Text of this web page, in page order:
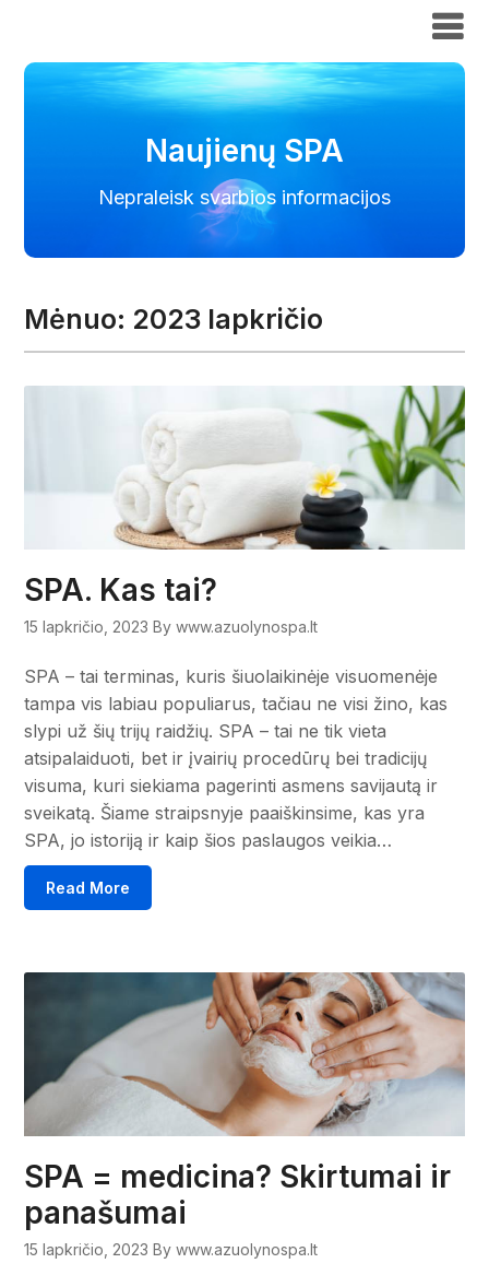
Naujienų SPA
Nepraleisk svarbios informacijos
Mėnuo: 2023 lapkričio
SPA. Kas tai?
15 lapkričio, 2023 By www.azuolynospa.lt
SPA – tai terminas, kuris šiuolaikinėje visuomenėje
tampa vis labiau populiarus, tačiau ne visi žino, kas
slypi už šių trijų raidžių. SPA – tai ne tik vieta
atsipalaiduoti, bet ir įvairių procedūrų bei tradicijų
visuma, kuri siekiama pagerinti asmens savijautą ir
sveikatą. Šiame straipsnyje paaiškinsime, kas yra
SPA, jo istoriją ir kaip šios paslaugos veikia…
Read More
SPA = medicina? Skirtumai ir
panašumai
15 lapkričio, 2023 By www.azuolynospa.lt